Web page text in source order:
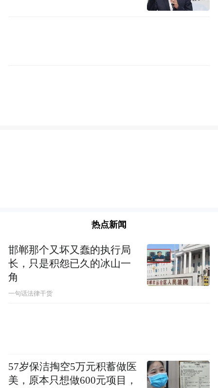
热点新闻
邯郸那个又坏又蠢的执行局
长，只是积怨已久的冰山一
角
一句话法律干货
57岁保洁掏空5万元积蓄做医
美，原本只想做600元项目，